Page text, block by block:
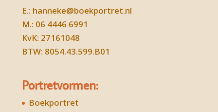
E.: hanneke@boekportret.nl
M.: 06 4446 6991
KvK: 27161048
BTW: 8054.43.599.B01
Portretvormen:
Boekportret